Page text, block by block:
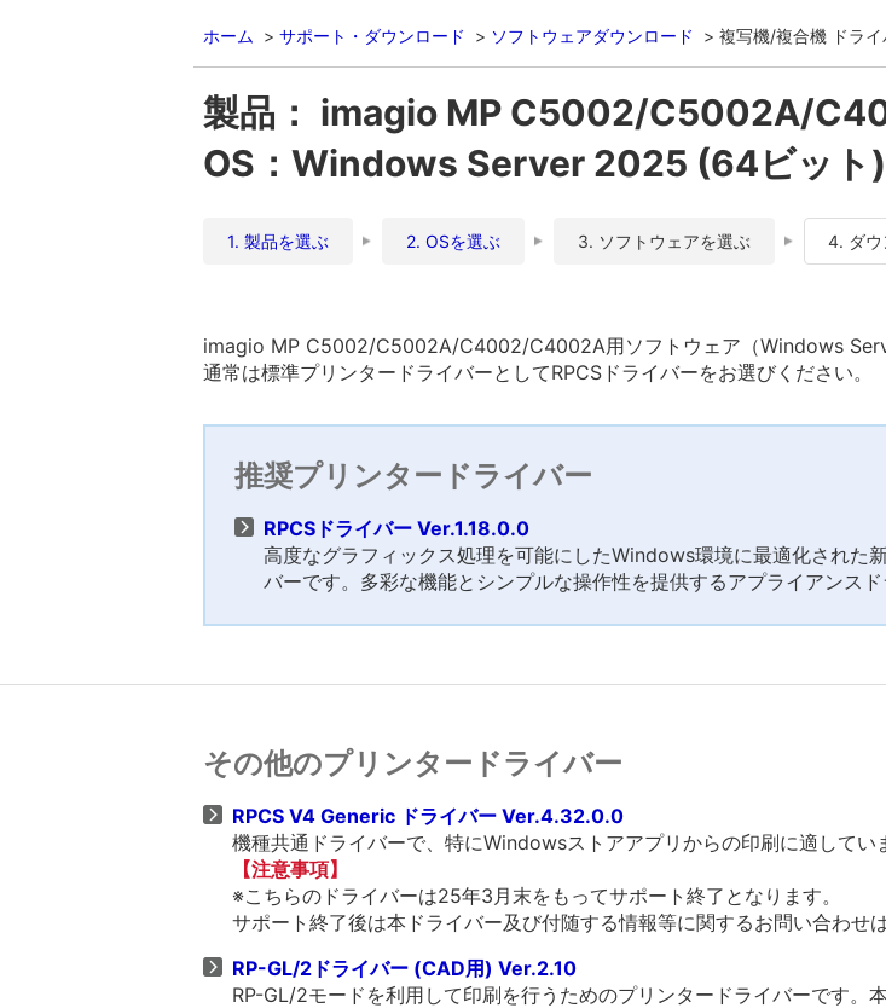
ホーム サポート・ダウンロード ソフトウェアダウンロード 複写機/複合機 ドライ
製品： imagio MP C5002/C5002A/
OS：Windows Server 2025 (64ビット)
1. 製品を選ぶ 2. OSを選ぶ 3. ソフトウェアを選ぶ 4. ダウ
imagio MP C5002/C5002A/C4002/C4002A用ソフトウェア（Windows
通常は標準プリンタードライバーとしてRPCSドライバーをお選びください。
推奨プリンタードライバー
RPCSドライバー Ver.1.18.0.0
高度なグラフィックス処理を可能にしたWindows環境に最適化された
バーです。多彩な機能とシンプルな操作性を提供するアプライアンスド
その他のプリンタードライバー
RPCS V4 Generic ドライバー Ver.4.32.0.0
機種共通ドライバーで、特にWindowsストアアプリからの印刷に適してい
【注意事項】
※こちらのドライバーは25年3月末をもってサポート終了となります。
サポート終了後は本ドライバー及び付随する情報等に関するお問い合わせ
RP-GL/2ドライバー (CAD用) Ver.2.10
RP-GL/2モードを利用して印刷を行うためのプリンタードライバーです。